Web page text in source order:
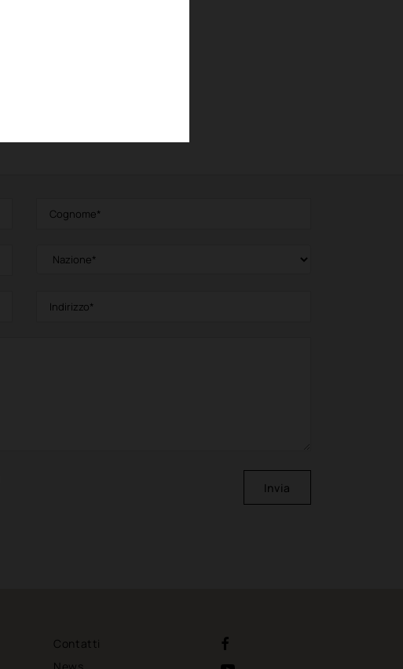
Invia
Contatti